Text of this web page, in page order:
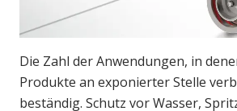
Die Zahl der Anwendungen, in
Produkte an exponierter Stelle
beständig. Schutz vor Wasser,